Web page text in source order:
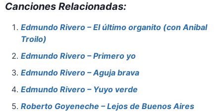
c
e
b
o
o
k
er
e
at
s
p
p
st
o
o
n
ai
l
e
Canciones Relacionadas:
Edmundo Rivero – El último organito (con Anibal
Troilo)
Edmundo Rivero – Primero yo
Edmundo Rivero – Aguja brava
Edmundo Rivero – Yuyo verde
Roberto Goyeneche – Lejos de Buenos Aires